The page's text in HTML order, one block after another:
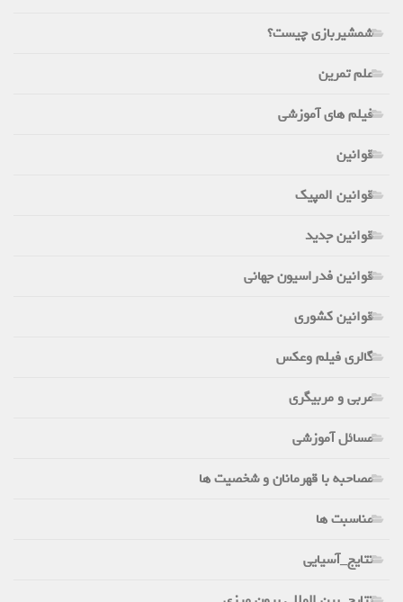
شمشیربازی چیست؟
علم تمرین
فیلم های آموزشی
قوانین
قوانین المپیک
قوانین جدید
قوانین فدراسیون جهانی
قوانین کشوری
گالری فیلم وعکس
مربی و مربیگری
مسائل آموزشی
مصاحبه با قهرمانان و شخصیت ها
مناسبت ها
نتایج_آسیایی